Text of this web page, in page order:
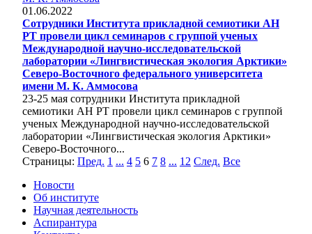
01.06.2022
Сотрудники Института прикладной семиотики АН
РТ провели цикл семинаров с группой ученых
Международной научно-исследовательской
лаборатории «Лингвистическая экология Арктики»
Северо-Восточного федерального университета
имени М. К. Аммосова
23-25 мая сотрудники Института прикладной
семиотики АН РТ провели цикл семинаров с группой
ученых Международной научно-исследовательской
лаборатории «Лингвистическая экология Арктики»
Северо-Восточного...
Страницы: Пред. 1 ... 4 5 6 7 8 ... 12 След. Все
Новости
Об институте
Научная деятельность
Аспирантура